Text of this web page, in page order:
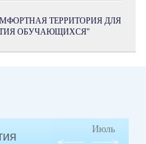
ТЕРРИТОРИЯ ДЛЯ
ОБУЧАЮЩИХСЯ"
Июль